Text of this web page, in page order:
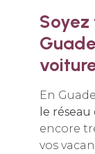
En
le
encore
vos